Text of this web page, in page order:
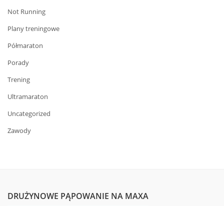
Not Running
Plany treningowe
Półmaraton
Porady
Trening
Ultramaraton
Uncategorized
Zawody
DRUŻYNOWE PĄPOWANIE NA MAXA